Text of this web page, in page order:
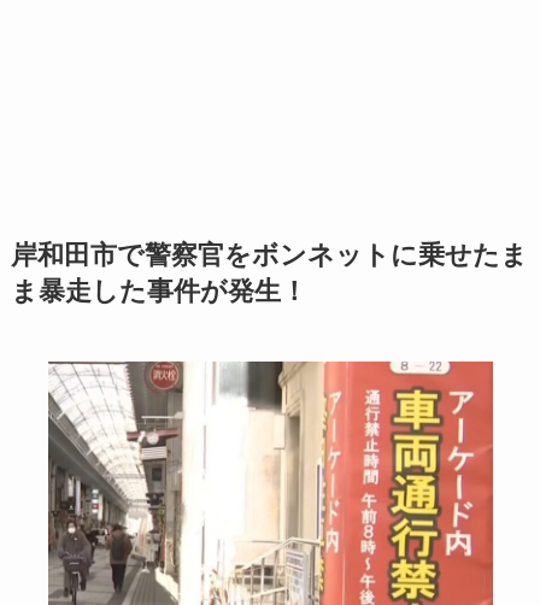
岸和田市で警察官をボンネットに乗せたま
ま暴走した事件が発生！